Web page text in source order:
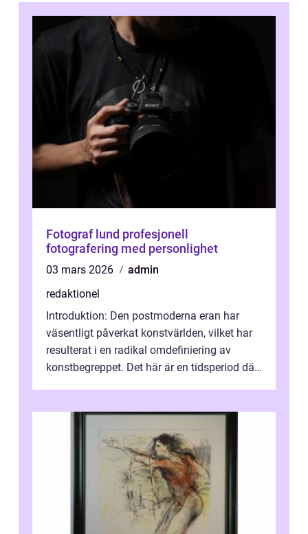
Fotograf lund profesjonell
fotografering med personlighet
03 mars 2026
admin
redaktionel
Introduktion: Den postmoderna eran har
väsentligt påverkat konstvärlden, vilket har
resulterat i en radikal omdefiniering av
konstbegreppet. Det här är en tidsperiod där